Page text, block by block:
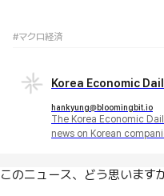
#マクロ経済
Korea Economic
hankyung@bloomingbit.io
The Korea Economic
news on Korean
このニュース、どう思います